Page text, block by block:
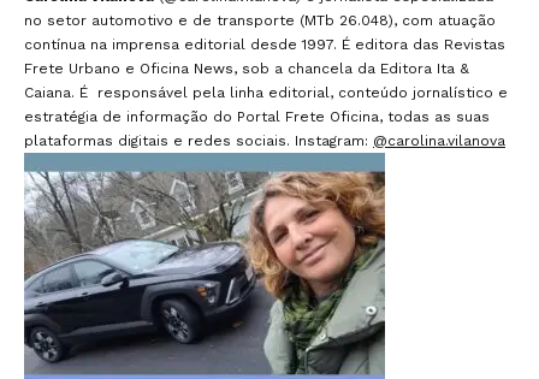
no setor automotivo e de transporte (MTb 26.048), com atuação
contínua na imprensa editorial desde 1997. É editora das Revistas
Frete Urbano e Oficina News, sob a chancela da Editora Ita &
Caiana. É responsável pela linha editorial, conteúdo jornalístico e
estratégia de informação do Portal Frete Oficina, todas as suas
plataformas digitais e redes sociais. Instagram: @carolina.vilanova